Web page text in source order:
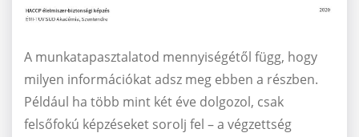
A munkatapasztalatod mennyiségétől függ, hogy
milyen információkat adsz meg ebben a részben.
Például ha több mint két éve dolgozol, csak
felsőfokú képzéseket sorolj fel – a végzettség